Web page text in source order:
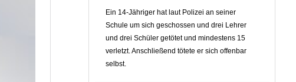
Ein 14-Jähriger hat laut Polizei an seiner
Schule um sich geschossen und drei Lehrer
und drei Schüler getötet und mindestens 15
verletzt. Anschließend tötete er sich offenbar
selbst.